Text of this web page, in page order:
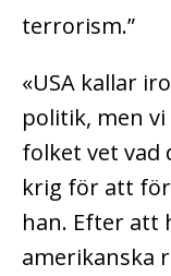
terrorism.”
«USA kallar
politik, men
folket vet vad
krig för att
han. Efter att
amerikanska